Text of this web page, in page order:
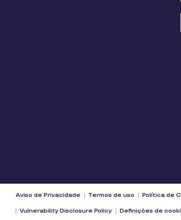
Aviso de Privacidade Termos de uso Política de
Vulnerability Disclosure Policy Definições de